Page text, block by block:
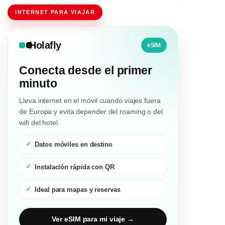
INTERNET PARA VIAJAR
Holafly eSIM
Conecta desde el primer
minuto
Lleva internet en el móvil cuando viajes fuera
de Europa y evita depender del roaming o del
wifi del hotel.
Datos móviles en destino
Instalación rápida con QR
Ideal para mapas y reservas
Ver eSIM para mi viaje →